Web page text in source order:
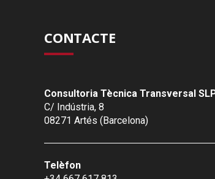
CONTACTE
Consultoria Tècnica Transversal
C/ Indústria, 8
08271 Artés (Barcelona)
Telèfon